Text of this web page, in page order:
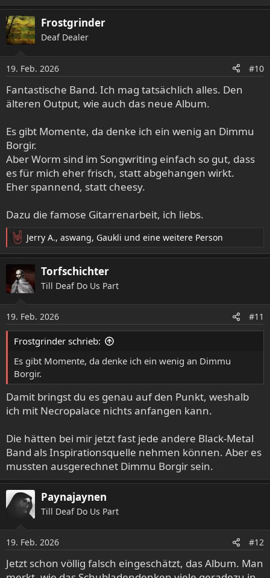
e
a
k
t
n
e
n
:
Frostgrinder
Deaf Dealer
19. Feb. 2026 #10
Fantastische Band. Ich mag tatsächlich alles. Den
älteren Output, wie auch das neue Album.
Es gibt Momente, da denke ich ein wenig an Dimmu
Borgir.
Aber Worm sind im Songwriting einfach so gut, dass
es für mich eher frisch, statt abgehangen wirkt.
Eher spannend, statt cheesy.
Dazu die famose Gitarrenarbeit, ich liebs.
R
e
a
t
n
e
n
Jerry A., aswang, Gaukli und eine weitere Person
Torfschichter
Till Deaf Do Us Part
19. Feb. 2026 #11
Frostgrinder schrieb:
Es gibt Momente, da denke ich ein wenig an Dimmu
Borgir.
Damit bringst du es genau auf den Punkt, weshalb
ich mit Necropalace nichts anfangen kann.
Die hätten bei mir jetzt fast jede andere Black-Metal
Band als Inspirationsquelle nehmen können. Aber es
mussten ausgerechnet Dimmu Borgir sein.
Paynajaynen
Till Deaf Do Us Part
19. Feb. 2026 #12
Jetzt schon völlig falsch eingeschätzt, das Album. Man